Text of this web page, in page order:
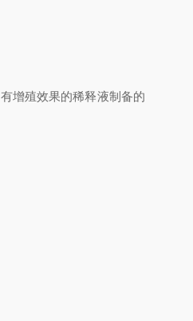
增殖效果的稀释液制备的